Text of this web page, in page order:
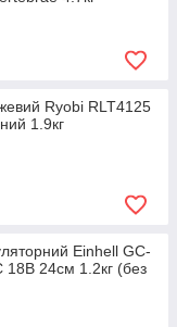
Ryobi RLT4125
1.9кг
Einhell GC-
18В 24см 1.2кг (без